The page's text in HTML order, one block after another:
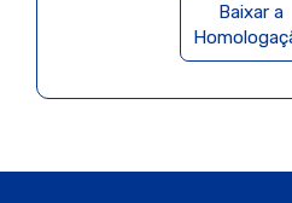
Baixar a